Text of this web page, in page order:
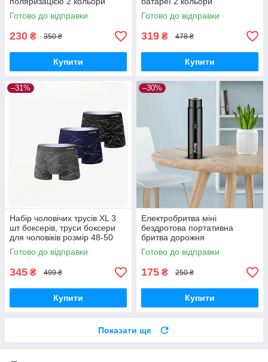
Готово до відправки
230 ₴ 350 ₴
Купити
Готово до відправки
319 ₴ 478 ₴
Купити
–31%
Набір чоловічих трусів ХL 3
шт боксерів, труси боксери
для чоловіків розмір 48-50
Готово до відправки
345 ₴ 499 ₴
Купити
–30%
Електробритва міні
бездротова портативна
бритва дорожня
Готово до відправки
175 ₴ 250 ₴
Купити
Показати ще